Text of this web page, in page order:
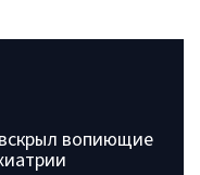
вопиющие